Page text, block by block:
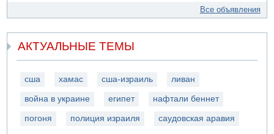
Все объявления
АКТУАЛЬНЫЕ ТЕМЫ
сша хамас сша-израиль ливан
война в украине египет нафтали беннет
погоня полиция израиля саудовская аравия